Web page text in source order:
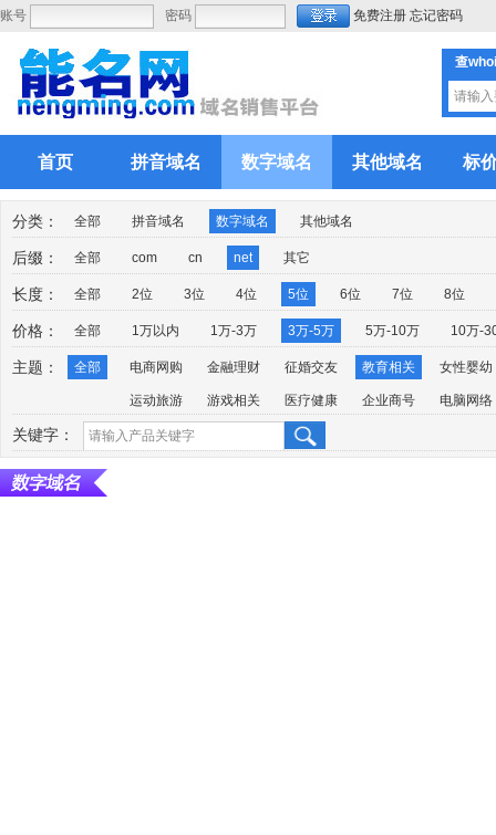
账号 密码 免费注册 忘记密码
查
首页 拼音域名 数字域名 其他域名 标
分类： 全部 拼音域名 数字域名 其他域名
后缀： 全部 com cn net 其它
长度： 全部 2位 3位 4位 5位 6位 7位 8位
价格： 全部 1万以内 1万-3万 3万-5万 5万-10万 10万-
主题： 全部 电商网购 金融理财 征婚交友 教育相关 女性婴幼
运动旅游 游戏相关 医疗健康 企业商号 电脑网络
关键字：